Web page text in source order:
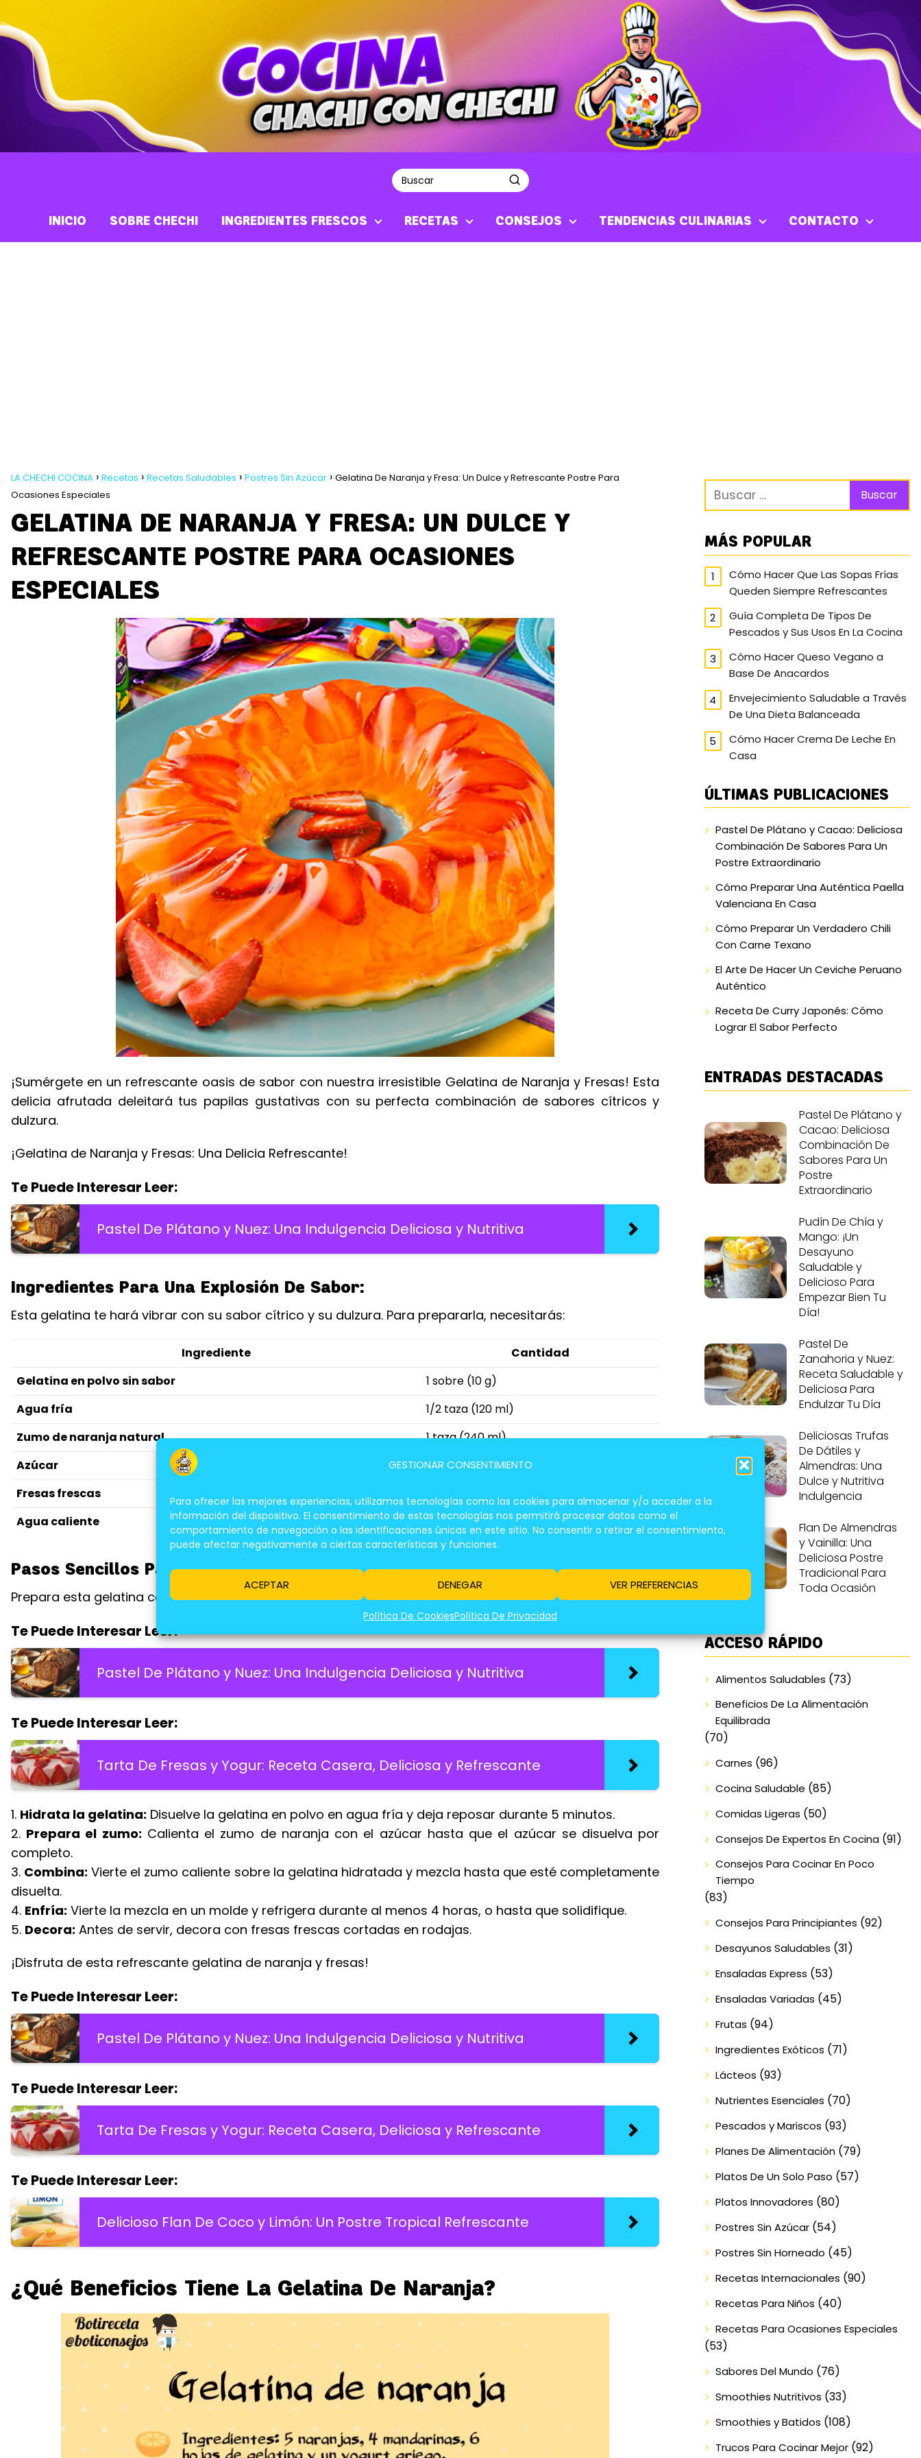
GESTIONAR CONSENTIMIENTO
Para ofrecer las mejores experiencias, utilizamos tecnologías como las cookies para almacenar y/o acceder a la
información del dispositivo. El consentimiento de estas tecnologías nos permitirá procesar datos como el
comportamiento de navegación o las identificaciones únicas en este sitio. No consentir o retirar el consentimiento,
puede afectar negativamente a ciertas características y funciones.
ACEPTAR DENEGAR VER PREFERENCIAS
Política De CookiesPolítica De Privacidad
INICIO SOBRE CHECHI INGREDIENTES FRESCOS RECETAS CONSEJOS TENDENCIAS CULINARIAS CONTACTO
LA CHECHI COCINA Recetas Recetas Saludables Postres Sin Azúcar
Gelatina De Naranja y Fresa: Un Dulce y Refrescante Postre Para
Ocasiones Especiales
GELATINA DE NARANJA Y FRESA: UN DULCE Y
REFRESCANTE POSTRE PARA OCASIONES
ESPECIALES
¡Sumérgete en un refrescante oasis de sabor con nuestra irresistible Gelatina de Naranja y Fresas! Esta
delicia afrutada deleitará tus papilas gustativas con su perfecta combinación de sabores cítricos y
dulzura.
¡Gelatina de Naranja y Fresas: Una Delicia Refrescante!
Te Puede Interesar Leer:
Pastel De Plátano y Nuez: Una Indulgencia Deliciosa y Nutritiva
Ingredientes Para Una Explosión De Sabor:
Esta gelatina te hará vibrar con su sabor cítrico y su dulzura. Para prepararla, necesitarás:
Ingrediente
Cantidad
Gelatina en polvo sin sabor
1 sobre (10 g)
Agua fría
1/2 taza (120 ml)
Zumo de naranja natural
1 taza (240 ml)
Azúcar
1/2 taza (100 g)
Fresas frescas
200 g
Agua caliente
1 taza (240 ml)
Pasos Sencillos Para Una Delicia Fácil:
Prepara esta gelatina con solo unos pocos pasos:
Te Puede Interesar Leer:
Pastel De Plátano y Nuez: Una Indulgencia Deliciosa y Nutritiva
Te Puede Interesar Leer:
Tarta De Fresas y Yogur: Receta Casera, Deliciosa y Refrescante
1. Hidrata la gelatina: Disuelve la gelatina en polvo en agua fría y deja reposar durante 5 minutos.
2. Prepara el zumo: Calienta el zumo de naranja con el azúcar hasta que el azúcar se disuelva por
completo.
3. Combina: Vierte el zumo caliente sobre la gelatina hidratada y mezcla hasta que esté completamente
disuelta.
4. Enfría: Vierte la mezcla en un molde y refrigera durante al menos 4 horas, o hasta que solidifique.
5. Decora: Antes de servir, decora con fresas frescas cortadas en rodajas.
¡Disfruta de esta refrescante gelatina de naranja y fresas!
Te Puede Interesar Leer:
Pastel De Plátano y Nuez: Una Indulgencia Deliciosa y Nutritiva
Te Puede Interesar Leer:
Tarta De Fresas y Yogur: Receta Casera, Deliciosa y Refrescante
Te Puede Interesar Leer:
Delicioso Flan De Coco y Limón: Un Postre Tropical Refrescante
¿Qué Beneficios Tiene La Gelatina De Naranja?
MÁS POPULAR
Cómo Hacer Que Las Sopas Frías
Queden Siempre Refrescantes
Guía Completa De Tipos De
Pescados y Sus Usos En La Cocina
Cómo Hacer Queso Vegano a
Base De Anacardos
Envejecimiento Saludable a Través
De Una Dieta Balanceada
Cómo Hacer Crema De Leche En
Casa
ÚLTIMAS PUBLICACIONES
Pastel De Plátano y Cacao: Deliciosa
Combinación De Sabores Para Un
Postre Extraordinario
Cómo Preparar Una Auténtica Paella
Valenciana En Casa
Cómo Preparar Un Verdadero Chili
Con Carne Texano
El Arte De Hacer Un Ceviche Peruano
Auténtico
Receta De Curry Japonés: Cómo
Lograr El Sabor Perfecto
ENTRADAS DESTACADAS
Pastel De Plátano y
Cacao: Deliciosa
Combinación De
Sabores Para Un
Postre
Extraordinario
Pudín De Chía y
Mango: ¡Un
Desayuno
Saludable y
Delicioso Para
Empezar Bien Tu
Día!
Pastel De
Zanahoria y Nuez:
Receta Saludable y
Deliciosa Para
Endulzar Tu Día
Deliciosas Trufas
De Dátiles y
Almendras: Una
Dulce y Nutritiva
Indulgencia
Flan De Almendras
y Vainilla: Una
Deliciosa Postre
Tradicional Para
Toda Ocasión
ACCESO RÁPIDO
Alimentos Saludables (73)
Beneficios De La Alimentación
Equilibrada
(70)
Carnes (96)
Cocina Saludable (85)
Comidas Ligeras (50)
Consejos De Expertos En Cocina(91)
Consejos Para Cocinar En Poco
Tiempo
(83)
Consejos Para Principiantes (92)
Desayunos Saludables (31)
Ensaladas Express (53)
Ensaladas Variadas (45)
Frutas (94)
Ingredientes Exóticos (71)
Lácteos (93)
Nutrientes Esenciales (70)
Pescados y Mariscos (93)
Planes De Alimentación(79)
Platos De Un Solo Paso (57)
Platos Innovadores (80)
Postres Sin Azúcar(54)
Postres Sin Horneado (45)
Recetas Internacionales (90)
Recetas Para Niños (40)
Recetas Para Ocasiones Especiales
(53)
Sabores Del Mundo (76)
Smoothies Nutritivos (33)
Smoothies y Batidos (108)
Trucos Para Cocinar Mejor(92)